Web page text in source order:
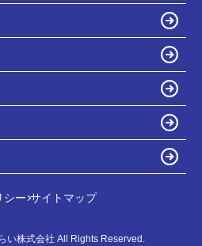
シー サイトマップ
い株式会社 All Rights Reserved.